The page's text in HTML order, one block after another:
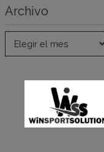
Archivo